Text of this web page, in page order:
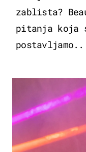
zablista?
pitanja koja
KULTURA &